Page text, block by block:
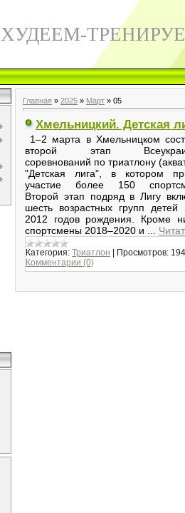
Главная » 2025 » Март » 05
Хмельницкий. Детская
1–2 марта в Хмельницком
второй этап
соревнований по триатлону
"Детская лига", в котором
участие более 150
Второй этап подряд в Лигу
шесть возрастных групп детей
2012 годов рождения. Кроме
спортсмены 2018–2020 и
Категория: Триатлон | Просмотров:
Комментарии (0)